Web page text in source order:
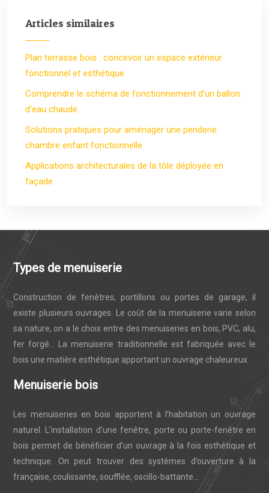
Articles similaires
Plan terrasse bois : concevoir un espace extérieur
fonctionnel et esthétique
Comprendre le schéma de fonctionnement d’un ballon
d’eau chaude
Solutions pratiques pour aménager une penderie
chambre enfant fonctionnelle
Applications architecturales de la tôle déployée en
façade
Types de menuiserie
Construction de fenêtres, portillons ou portes de garage, il
existe plusieurs ouvrages. Le coût de la menuiserie varie selon
sa nature, on a le choix entre des menuiseries en bois, PVC, alu,
fer forgé… La menuiserie traditionnelle est fabriquée avec le
bois une matière esthétique apportant un ouvrage chaleureux.
Menuiserie bois
Les menuiseries en bois apportent à l’habitation un ouvrage
naturel. L’installation d’une fenêtre, porte ou porte-fenêtre en
bois permet de bénéficier d’un ouvrage à la fois esthétique et
technique. On peut trouver des systèmes d’ouverture à la
française, coulissante, soufflée, oscillo-battante…